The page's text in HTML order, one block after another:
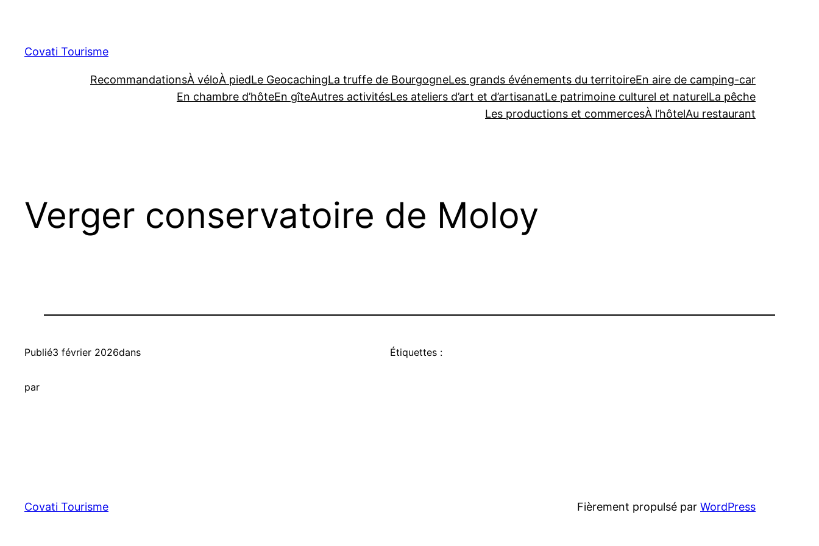
contenu
Covati Tourisme
RecommandationsÀ véloÀ piedLe GeocachingLa truffe de BourgogneLes grands événements du territoireEn aire de camping-car
En chambre d’hôteEn gîteAutres activitésLes ateliers d’art et d’artisanatLe patrimoine culturel et naturelLa pêche
Les productions et commercesÀ l’hôtelAu restaurant
Verger conservatoire de Moloy
Publié3 février 2026dans
par
Étiquettes :
Covati Tourisme Fièrement propulsé par WordPress